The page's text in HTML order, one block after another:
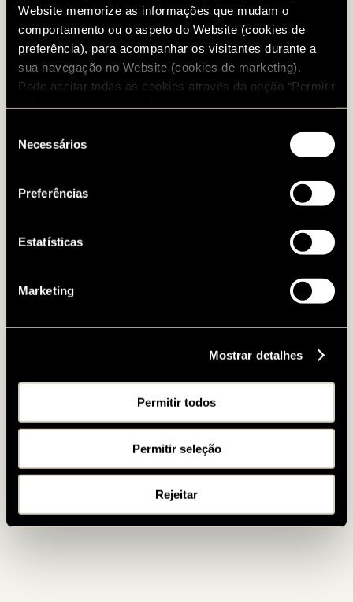
Website memorize as informações que mudam o
comportamento ou o aspeto do Website (cookies de
preferência), para acompanhar os visitantes durante a
sua navegação no Website (cookies de marketing).
Pode aceitar todas as cookies através da opção “Permitir
mais informação sobre cada cookie, visite a nossa
Necessários
Preferências
Estatísticas
Marketing
Mostrar detalhes
Permitir todos
Permitir seleção
Rejeitar